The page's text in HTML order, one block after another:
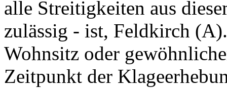
alle Streitigkeiten aus
zulässig - ist, Feldkirch
Wohnsitz oder
Zeitpunkt der